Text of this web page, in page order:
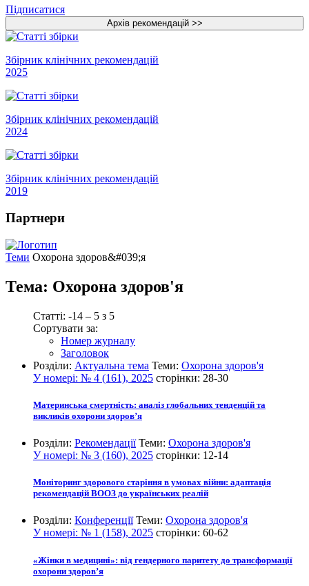
Підписатися
Збірник клінічних рекомендацій
2025
Збірник клінічних рекомендацій
2024
Збірник клінічних рекомендацій
2019
Партнери
Теми Охорона здоров&#039;я
Тема: Охорона здоров'я
Статті: -14 – 5 з 5
Сортувати за:
Номер журналу
Заголовок
Розділи: Актуальна тема Теми: Охорона здоров'я
У номері: № 4 (161), 2025 сторінки: 28-30
Материнська смертність: аналіз глобальних тенденцій та
викликів охорони здоров’я
Розділи: Рекомендації Теми: Охорона здоров'я
У номері: № 3 (160), 2025 сторінки: 12-14
Моніторинг здорового старіння в умовах війни: адаптація
рекомендацій ВООЗ до українських реалій
Розділи: Конференції Теми: Охорона здоров'я
У номері: № 1 (158), 2025 сторінки: 60-62
«Жінки в медицині»: від гендерного паритету до трансформації
охорони здоров’я